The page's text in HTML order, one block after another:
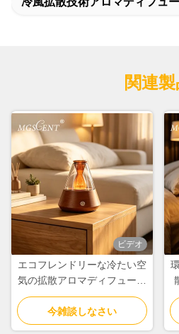
関連
ビデオ
エコフレンドリーな冷たい空
気の拡散アロマディフューザ
ー 豪華な家庭用香水のため
のカスタマイズ可能なデザイ
ン
今雑談しなさい